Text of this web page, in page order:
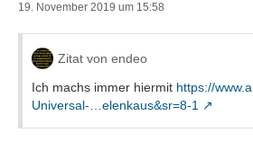
19. November 2019 um 15:58
Zitat von endeo
Ich machs immer hiermit https://
Universal-…elenkaus&sr=8-1